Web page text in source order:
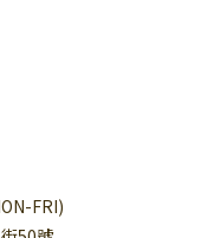
FRI)